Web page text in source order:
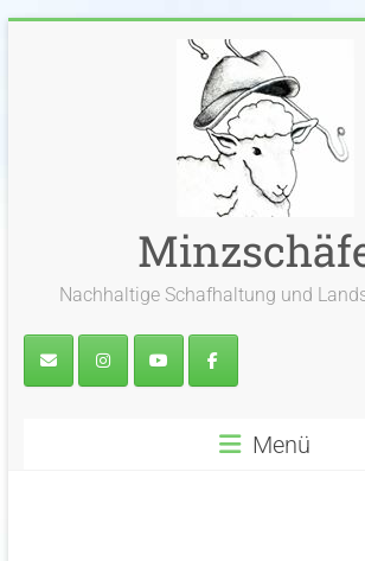
Nachhaltige Schafhaltung und
Menü